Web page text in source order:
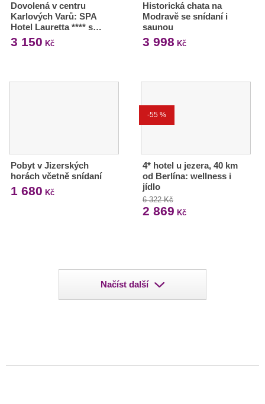
Dovolená v centru
Karlových Varů: SPA
Hotel Lauretta **** s…
3 150 Kč
Historická chata na
Modravě se snídaní i
saunou
3 998 Kč
Pobyt v Jizerských
horách včetně snídaní
1 680 Kč
-55 %
4* hotel u jezera, 40 km
od Berlína: wellness i
jídlo
6 322 Kč
2 869 Kč
Načíst další